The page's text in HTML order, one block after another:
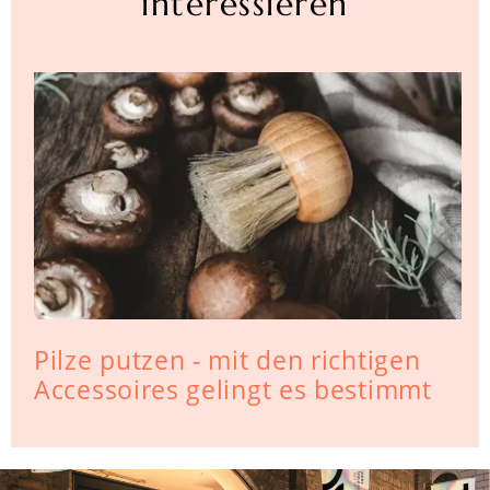
Pilze putzen - mit den richtigen
Accessoires gelingt es bestimmt